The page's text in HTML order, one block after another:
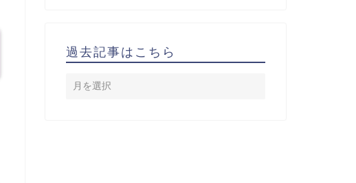
過去記事はこちら